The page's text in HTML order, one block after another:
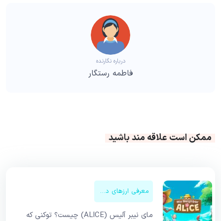
درباره نگارنده
فاطمه رستگار
ممکن است علاقه مند باشید
معرفی ارزهای دیجیتال
مای نیبر آلیس (ALICE) چیست؟ توکنی که